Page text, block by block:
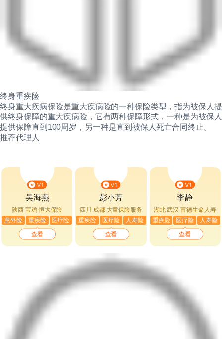
终身重疾险
终身重大疾病保险是重大疾病险的一种保险类型，指为被保人提
供终身保障的重大疾病险，它有两种保障形式，一种是为被保人
提供保障直到100周岁，另一种是直到被保人死亡合同终止。
推荐代理人
吴海燕
陕西 宝鸡恒大保险
意外险
重疾险 医疗险
查看
彭小芳
四川 成都 大童保险服务
重疾险
医疗险 人寿险
查看
李静
湖北 武汉富德生命人寿
重疾险
医疗险 人寿险
查看